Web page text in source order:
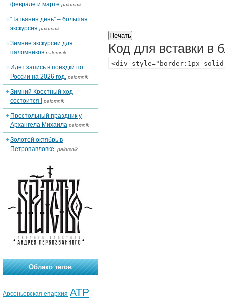
Код для вставки в
феврале и марте palomnik
“Татьянин день” – большая
экскурсия palomnik
Зимние экскурсии для
паломников palomnik
Идет запись в поездки по
России на 2026 год. palomnik
Зимний Крестный ход
состоится ! palomnik
Престольный праздник у
Архангела Михаила palomnik
Золотой октябрь в
Петропавловке. palomnik
Облако тегов
Арсеньевская епархия АТР